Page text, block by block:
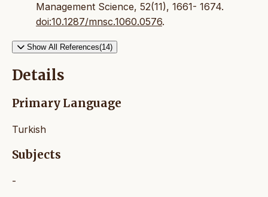
Management Science, 52(11), 1661- 1674.
doi:10.1287/mnsc.1060.0576.
Show All References(14)
Details
Primary Language
Turkish
Subjects
-